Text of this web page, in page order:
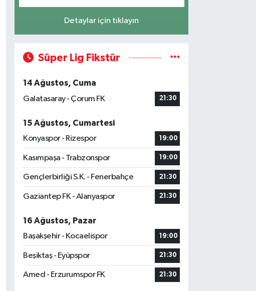
Detaylar için tıklayın
Süper Lig Fikstür
14 Ağustos, Cuma
Galatasaray - Çorum FK
21:30
15 Ağustos, Cumartesi
Konyaspor - Rizespor
19:00
Kasımpaşa - Trabzonspor 19:00
Gençlerbirliği S.K. - Fenerbahçe 21:30
Gaziantep FK - Alanyaspor 21:30
16 Ağustos, Pazar
Başakşehir - Kocaelispor
19:00
Beşiktaş - Eyüpspor 21:30
Amed - Erzurumspor FK 21:30